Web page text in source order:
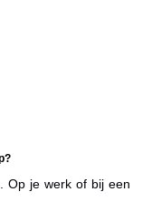
Op je werk of bij een